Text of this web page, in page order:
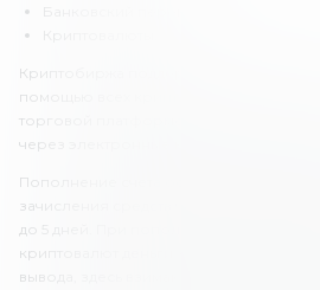
Криптобиржа поддерживает
помощью всех криптовалют, которые
торговой платформе. Но проводить
через электронные кошельки нельзя, и
Пополнение счета осуществляется
зачисления средств через банковский
до 5 дней. При пополнении с помощью
криптовалют деньги зачисляются за 5
вывода, здесь взимаются комиссии.